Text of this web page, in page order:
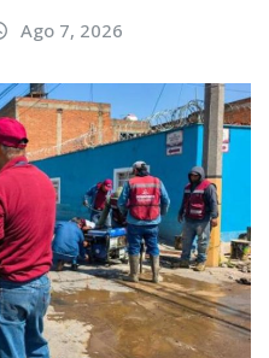
Ago 7, 2026